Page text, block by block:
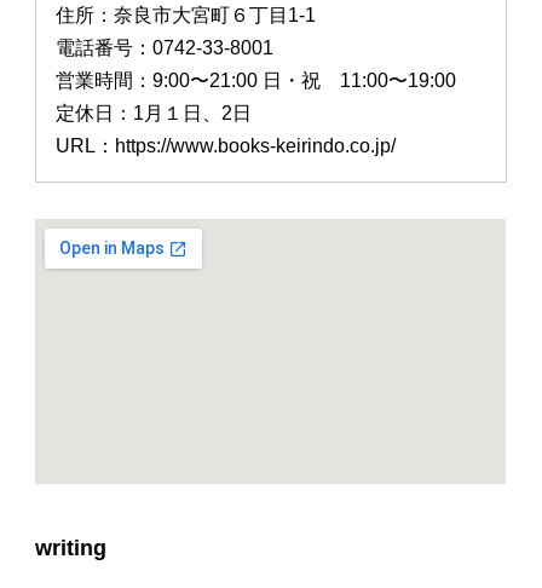
住所：奈良市大宮町６丁目1-1
電話番号：0742-33-8001
営業時間：9:00〜21:00 日・祝 11:00〜19:00
定休日：1月１日、2日
URL：https://www.books-keirindo.co.jp/
writing